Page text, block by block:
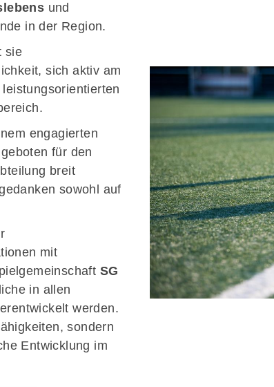
und
in der Region.
sie
sich aktiv am
engagierten
für den
breit
sowohl auf
mit
SG
in allen
werden.
sondern
Entwicklung im
Mitglieder-Service
Downloads